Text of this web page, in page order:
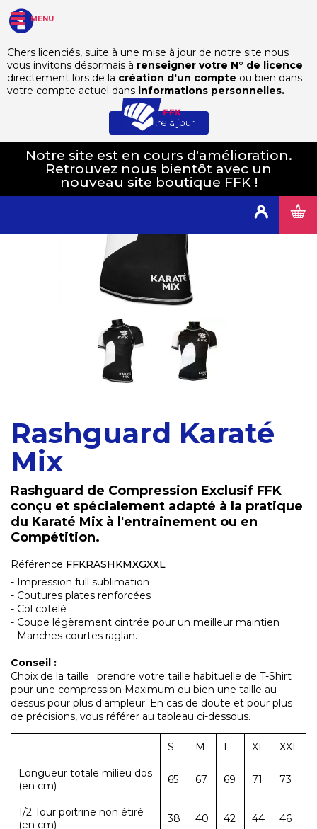
MENU
Chers licenciés, suite à une mise à jour de notre site nous
vous invitons désormais à renseigner votre N° de licence
directement lors de la création d'un compte ou bien dans
votre compte actuel dans informations personnelles.
Mettre à jour
Notre site est en cours d'amélioration.
Retrouvez nous bientôt avec un
nouveau site boutique FFK !
Connexion
Autres Disciplines Karaté Mix Rashguard Karaté Mix
Rashguard Karaté
Mix
Rashguard de Compression Exclusif FFK
conçu et spécialement adapté à la pratique
du Karaté Mix à l'entrainement ou en
Compétition.
Référence FFKRASHKMXGXXL
- Impression full sublimation
- Coutures plates renforcées
- Col cotelé
- Coupe légèrement cintrée pour un meilleur maintien
- Manches courtes raglan.
Conseil :
Choix de la taille : prendre votre taille habituelle de T-Shirt
pour une compression Maximum ou bien une taille au-
dessus pour plus d'ampleur. En cas de doute et pour plus
de précisions, vous référer au tableau ci-dessous.
S M L XL XXL
Longueur totale milieu dos
(en cm)
65 67 69 71 73
1/2 Tour poitrine non étiré
(en cm)
38 40 42 44 46